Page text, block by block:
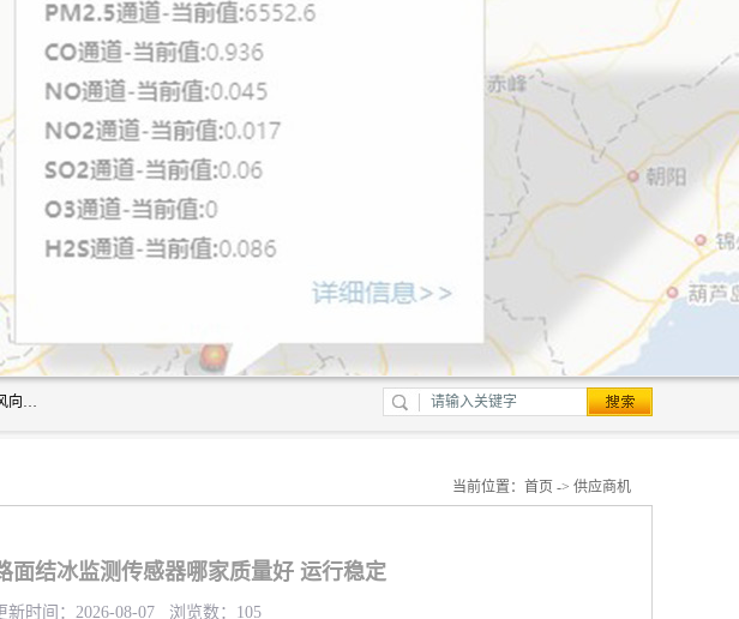
富奥通科技主营：气象五参数,气象六要素,微型自动气象站,网格化空气质量监测仪,六要素自动气象站,超声波风速风向传感器,能见度仪,大气微型站,交通自动气象站,高速路面结冰监测,路面状况传感器等。
当前位置： 首页 -> 供应商机
面结冰监测传感器哪家质量好 运行稳定
新时间：2026-08-07 浏览数：105